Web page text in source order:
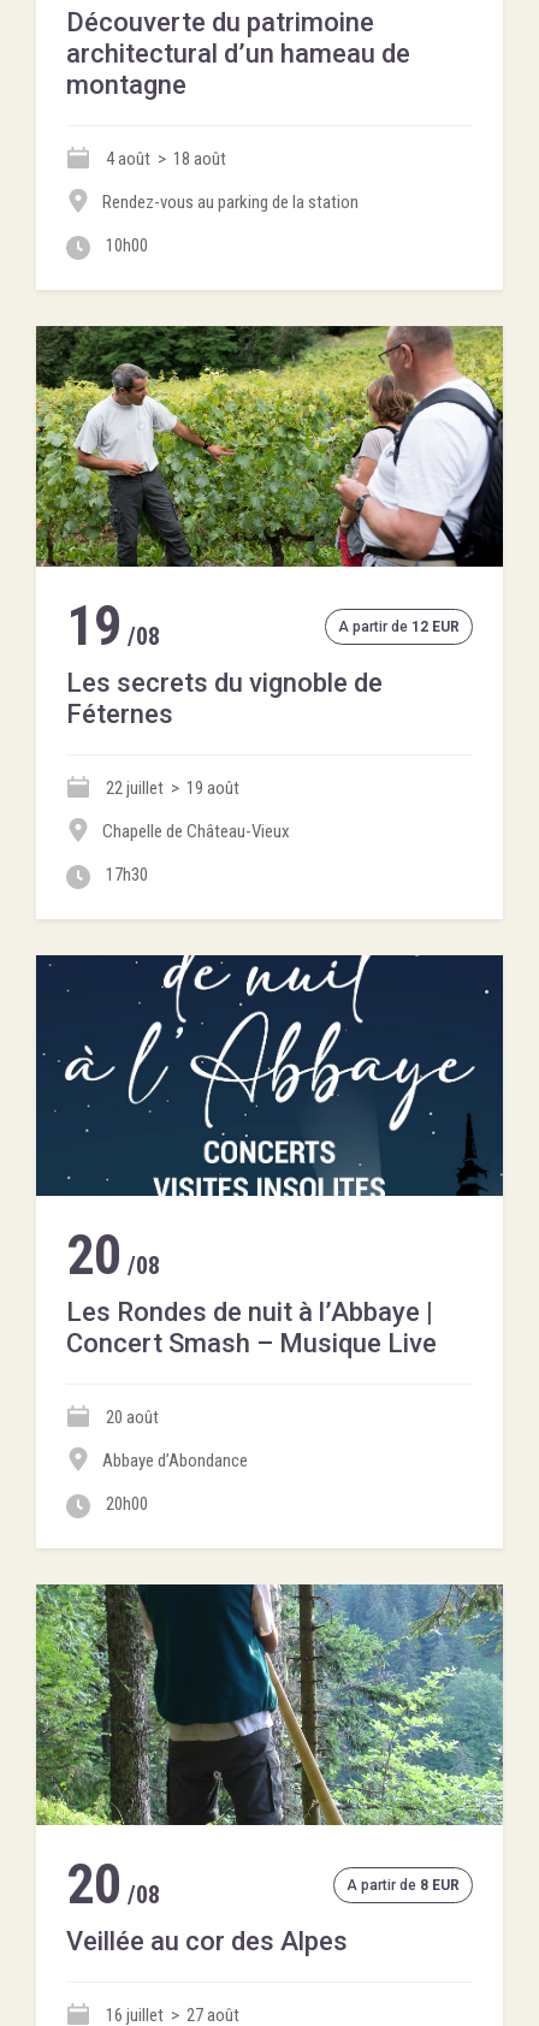
Découverte du patrimoine
architectural d’un hameau de
montagne
4 août > 18 août
Rendez-vous au parking de la station
10h00
19 /08
Les secrets du vignoble de
Féternes
A partir de 12 EUR
22 juillet > 19 août
Chapelle de Château-Vieux
17h30
20 /08
Les Rondes de nuit à l’Abbaye |
Concert Smash – Musique Live
20 août
Abbaye d’Abondance
20h00
20 /08
Veillée au cor des Alpes
A partir de 8 EUR
16 juillet > 27 août